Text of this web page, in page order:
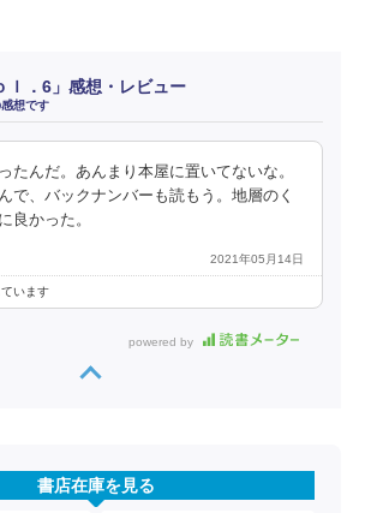
ｌ．6」感想・レビュー
想です
たんだ。あんまり本屋に置いてないな。
で、バックナンバーも読もう。地層のく
良かった。
2021年05月14日
います
powered by
書店在庫を見る